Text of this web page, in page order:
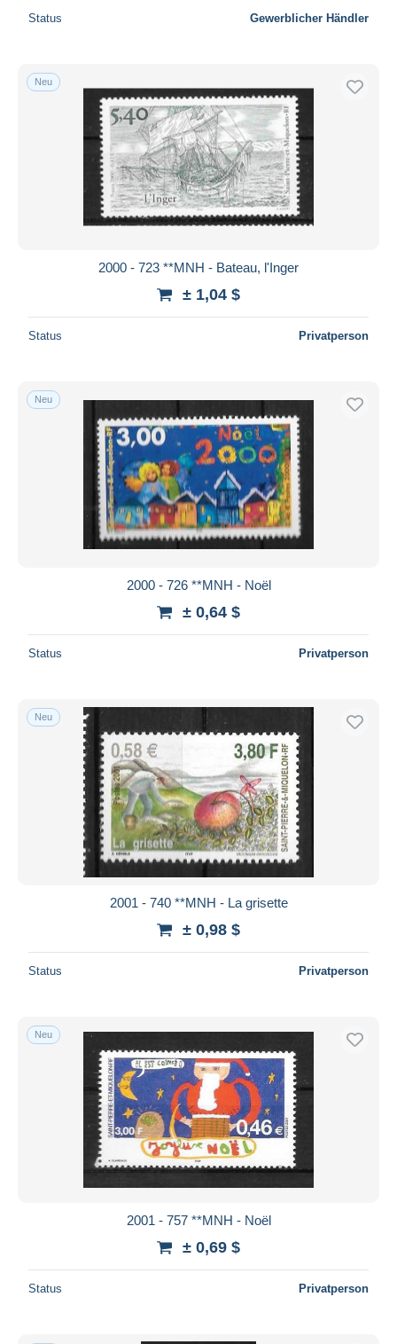
Status Gewerblicher Händler
Neu
2000 - 723 **MNH - Bateau, l'Inger
± 1,04 $
Status Privatperson
Neu
2000 - 726 **MNH - Noël
± 0,64 $
Status Privatperson
Neu
2001 - 740 **MNH - La grisette
± 0,98 $
Status Privatperson
Neu
2001 - 757 **MNH - Noël
± 0,69 $
Status Privatperson